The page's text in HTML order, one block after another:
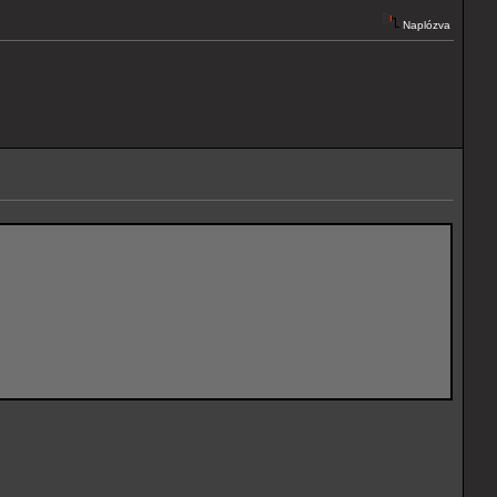
Naplózva